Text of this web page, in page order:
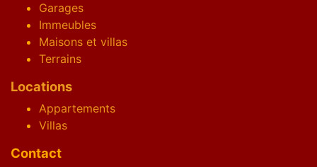
Garages
Immeubles
Maisons et villas
Terrains
Locations
Appartements
Villas
Contact